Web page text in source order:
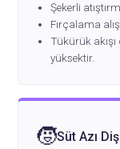
Şekerli
Fırçalama
Tükürük
yüksektir.
🧒Süt Azı